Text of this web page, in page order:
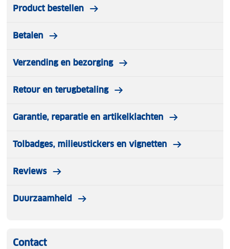
Product bestellen
Betalen
Verzending en bezorging
Retour en terugbetaling
Garantie, reparatie en artikelklachten
Tolbadges, milieustickers en vignetten
Reviews
Duurzaamheid
Contact